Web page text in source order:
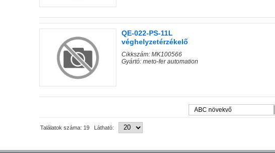
QE-022-PS-11L
véghelyzetérzékelő
Cikkszám: MK100566
Gyártó: meto-fer automation
Találatok száma: 19 Látható: